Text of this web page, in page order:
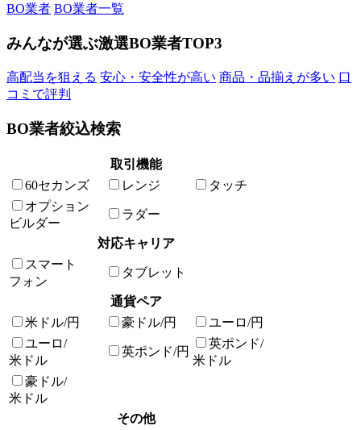
BO業者 BO業者一覧
みんなが選ぶ激選BO業者TOP3
高配当を狙える 安心・安全性が高い 商品・品揃えが多い 口
コミで評判
BO業者絞込検索
取引機能
60セカンズ
レンジ
タッチ
オプション
ビルダー
ラダー
対応キャリア
スマート
フォン
タブレット
通貨ペア
米ドル/円
豪ドル/円
ユーロ/円
ユーロ/
米ドル
英ポンド/円
英ポンド/
米ドル
豪ドル/
米ドル
その他